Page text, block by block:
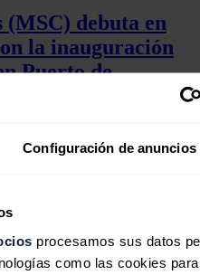
Configuración de anuncios
procesamos sus datos
como las cookies para
debuta en
la inauguración
Puerto de